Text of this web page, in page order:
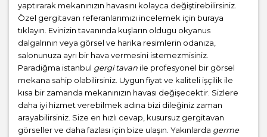
yaptırarak mekanınızın havasını kolayca değiştirebilirsiniz.
Özel gergitavan referanlarımızı incelemek için buraya
tıklayın. Evinizin tavanında kuşların oldugu okyanus
dalgalrının veya görsel ve harika resimlerin odanıza,
salonunuza ayrı bir hava vermesini istemezmisiniz.
Paradiğma istanbul gergi tavan ile profesyonel bir görsel
mekana sahip olabilirsiniz. Uygun fiyat ve kaliteli işçilik ile
kısa bir zamanda mekanınızın havası değişecektir. Sizlere
daha iyi hizmet verebilmek adına bizi dileğiniz zaman
arayabilirsiniz. Size en hızlı cevap, kusursuz gergitavan
görseller ve daha fazlası için bize ulaşın. Yakınlarda germe